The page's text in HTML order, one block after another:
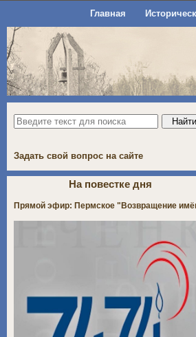
Главная
Задать свой вопрос на сайте
На повестке дня
Прямой эфир: Пермское "Возвращение